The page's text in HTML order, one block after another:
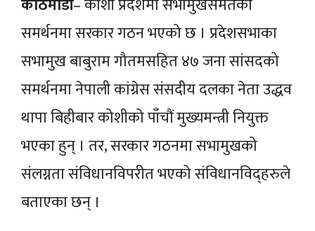
काठमाडौं– कोशी प्रदेशमा सभामुखसमेतको
समर्थनमा सरकार गठन भएको छ । प्रदेशसभाका
सभामुख बाबुराम गौतमसहित ४७ जना सांसदको
समर्थनमा नेपाली कांग्रेस संसदीय दलका नेता उद्धव
थापा बिहीबार कोशीको पाँचौं मुख्यमन्त्री नियुक्त
भएका हुन् । तर, सरकार गठनमा सभामुखको
संलग्नता संविधानविपरीत भएको संविधानविद्हरुले
बताएका छन् ।